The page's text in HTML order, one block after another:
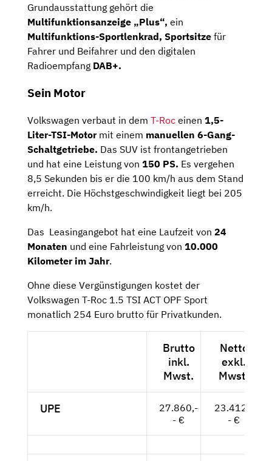
Grundausstattung gehört die
Multifunktionsanzeige „Plus“, ein
Multifunktions-Sportlenkrad, Sportsitze für
Fahrer und Beifahrer und den digitalen
Radioempfang DAB+.
Sein Motor
Volkswagen verbaut in dem T-Roc einen 1,5-
Liter-TSI-Motormit einem manuellen 6-Gang-
Schaltgetriebe. Das SUV ist frontangetrieben
und hat eine Leistung von 150 PS. Es vergehen
8,5 Sekunden bis er die 100 km/h aus dem Stand
erreicht. Die Höchstgeschwindigkeit liegt bei 205
km/h.
Das Leasingangebot hat eine Laufzeit von 24
Monaten und eine Fahrleistung von 10.000
Kilometer im Jahr.
Ohne diese Vergünstigungen kostet der
Volkswagen T-Roc 1.5 TSI ACT OPF Sport
monatlich 254 Euro brutto für Privatkunden.
Brutto
inkl.
Mwst.
Netto
exkl.
Mwst.
UPE
27.860,-
- €
23.412,-
- €